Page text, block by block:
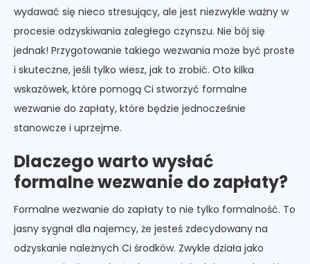
wydawać się nieco stresujący, ale jest niezwykle ważny w
procesie odzyskiwania zaległego czynszu. Nie bój się
jednak! Przygotowanie takiego wezwania może być proste
i skuteczne, jeśli tylko wiesz, jak to zrobić. Oto kilka
wskazówek, które pomogą Ci stworzyć formalne
wezwanie do zapłaty, które będzie jednocześnie
stanowcze i uprzejme.
Dlaczego warto wysłać
formalne wezwanie do zapłaty?
Formalne wezwanie do zapłaty to nie tylko formalność. To
jasny sygnał dla najemcy, że jesteś zdecydowany na
odzyskanie należnych Ci środków. Zwykle działa jako